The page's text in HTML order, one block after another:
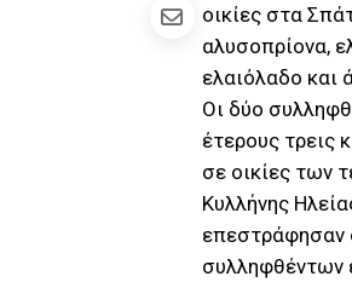
οικίες στα
αλυσοπρίονα,
ελαιόλαδο και
Οι δύο
έτερους τρεις
σε οικίες των
Κυλλήνης
επεστράφησαν
συλληφθέντων